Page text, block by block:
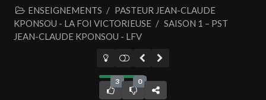
ENSEIGNEMENTS / PASTEUR JEAN-CLAUDE
KPONSOU - LA FOI VICTORIEUSE / SAISON 1 – PST
JEAN-CLAUDE KPONSOU - LFV
3 0